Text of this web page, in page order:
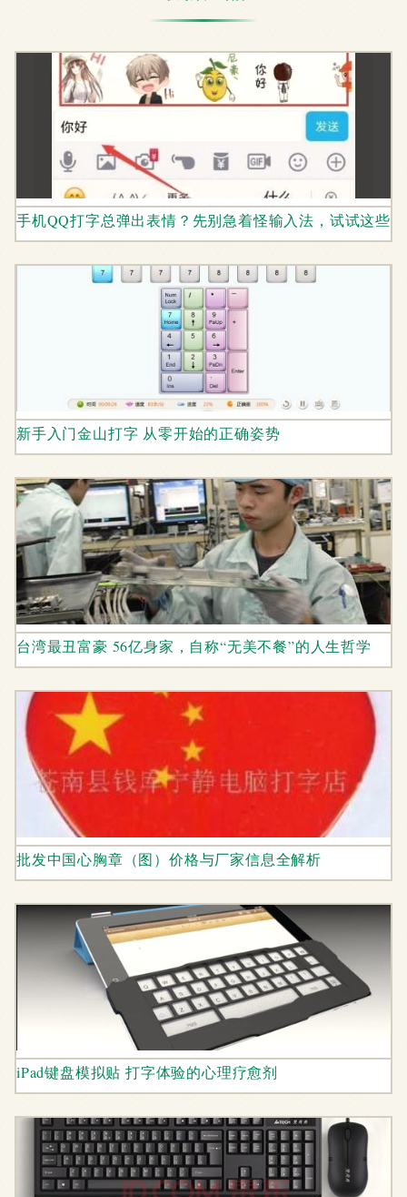
手机QQ打字总弹出表情？先别急着怪输入法，试试这些
新手入门金山打字 从零开始的正确姿势
台湾最丑富豪 56亿身家，自称“无美不餐”的人生哲学
批发中国心胸章（图）价格与厂家信息全解析
iPad键盘模拟贴 打字体验的心理疗愈剂